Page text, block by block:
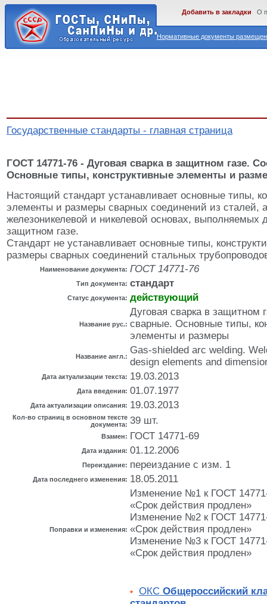
Нормативные документы
Добавить в закладки О
Государственные стандарты - главная страница
ГОСТ 14771-76 - Дуговая сварка в защитном газе.
Основные типы, конструктивные элементы и
Настоящий стандарт устанавливает основные типы,
элементы и размеры сварных соединений из сталей,
железоникелевой и никелевой основах, выполняемых
защитном газе.
Стандарт не устанавливает основные типы,
размеры сварных соединений стальных
Наименование документа: ГОСТ 14771-76
Тип документа: стандарт
Статус документа: действующий
Название рус.:
Дуговая сварка в защитном
сварные. Основные типы,
элементы и размеры
Название англ.:
Gas-shielded arc welding.
design elements and
Дата актуализации текста: 19.03.2013
Дата введения: 01.07.1977
Дата актуализации описания: 19.03.2013
Кол-во страниц в основном тексте
документа: 39 шт.
Взамен: ГОСТ 14771-69
Дата издания: 01.12.2006
Переиздание: переиздание с изм. 1
Дата последнего изменения: 18.05.2011
Поправки и изменения:
Изменение №1 к ГОСТ
«Срок действия продлен»
Изменение №2 к ГОСТ
«Срок действия продлен»
Изменение №3 к ГОСТ
«Срок действия продлен»
ОКС Общероссийский